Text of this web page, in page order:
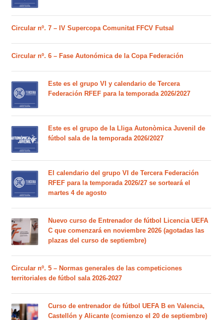
Circular nº. 7 – IV Supercopa Comunitat FFCV Futsal
Circular nº. 6 – Fase Autonómica de la Copa Federación
Este es el grupo VI y calendario de Tercera
Federación RFEF para la temporada 2026/2027
Este es el grupo de la Lliga Autonòmica Juvenil de
fútbol sala de la temporada 2026/2027
El calendario del grupo VI de Tercera Federación
RFEF para la temporada 2026/27 se sorteará el
martes 4 de agosto
Nuevo curso de Entrenador de fútbol Licencia UEFA
C que comenzará en noviembre 2026 (agotadas las
plazas del curso de septiembre)
Circular nº. 5 – Normas generales de las competiciones
territoriales de fútbol sala 2026-2027
Curso de entrenador de fútbol UEFA B en Valencia,
Castellón y Alicante (comienzo el 20 de septiembre)